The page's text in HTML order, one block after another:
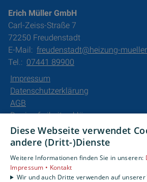
Erich Müller GmbH
Carl-Zeiss-Straße 7
72250 Freudenstadt
E-Mail: freudenstadt@heizung-
Tel.: 07441 89900
Impressum
Datenschutzerklärung
AGB
Barrierefreiheitserklärung
Unsere Bereiche
Gewerbekunden
Karriere
Diese Webseite verwendet
andere (Dritt-)Dienste
Weitere Informationen finden Sie in unseren:
Impressum • Kontakt
Wir und auch Dritte verwenden auf unserer